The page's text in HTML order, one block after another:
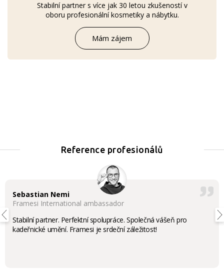
Stabilní partner s více jak 30 letou zkušeností v
oboru profesionální kosmetiky a nábytku.
Mám zájem
Reference profesionálů
Sebastian Nemi
Framesi International ambassador
Stabilní partner. Perfektní spolupráce. Společná vášeň pro
kadeřnické umění. Framesi je srdeční záležitost!